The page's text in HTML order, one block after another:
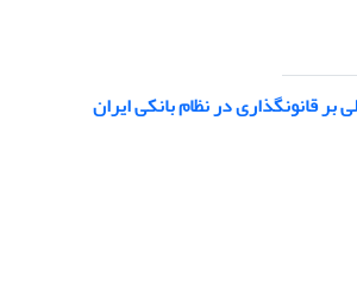
قانونگذاری در نظام بانکی ایران